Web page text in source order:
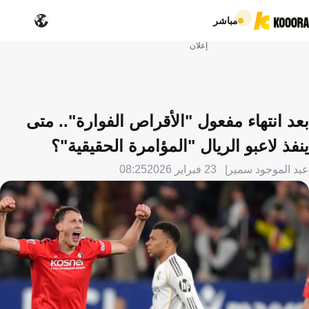
مباشر
إعلان
بعد انتهاء مفعول "الأقراص الفوارة".. متى
ينفذ لاعبو الريال "المؤامرة الحقيقية"؟
عبد الموجود سمير 23 فبراير 2026 08:25